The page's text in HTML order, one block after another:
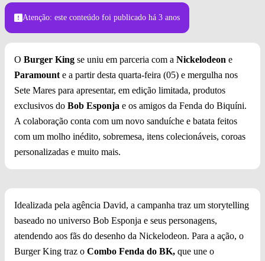
Atenção: este conteúdo foi publicado há 3 anos
O Burger King se uniu em parceria com a Nickelodeon e
Paramount e a partir desta quarta-feira (05) e mergulha nos
Sete Mares para apresentar, em edição limitada, produtos
exclusivos do Bob Esponja e os amigos da Fenda do Biquíni.
A colaboração conta com um novo sanduíche e batata feitos
com um molho inédito, sobremesa, itens colecionáveis, coroas
personalizadas e muito mais.
Idealizada pela agência David, a campanha traz um storytelling
baseado no universo Bob Esponja e seus personagens,
atendendo aos fãs do desenho da Nickelodeon. Para a ação, o
Burger King traz o Combo Fenda do BK, que une o